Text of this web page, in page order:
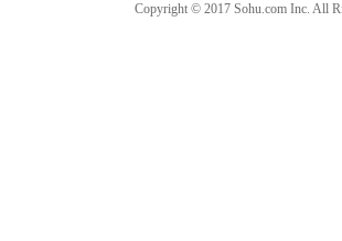
Copyright © 2017 Sohu.com Inc. All